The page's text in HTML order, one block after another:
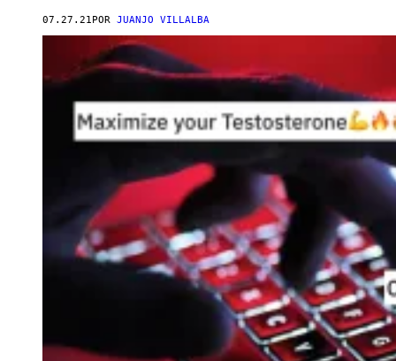
07.27.21POR JUANJO VILLALBA